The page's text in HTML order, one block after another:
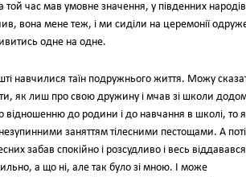
час мав умовне значення, у південних народів
вона мене теж, і ми сиділи на церемонії
одне на одне.
навчилися таїн подружнього життя. Можу
як лиш про свою дружину і мчав зі школи
відношенню до родини і до навчання в школі, то я
заняттям тілесними пестощами. А
забав спокійно і розсудливо і весь віддавався
а що ні, але так було зі мною. I може